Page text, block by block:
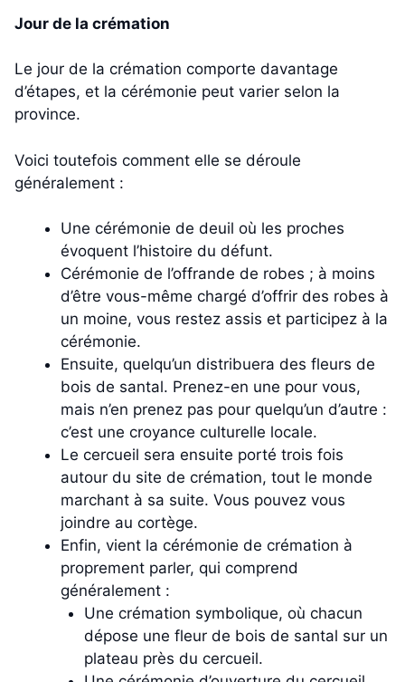
Jour de la crémation
Le jour de la crémation comporte davantage
d’étapes, et la cérémonie peut varier selon la
province.
Voici toutefois comment elle se déroule
généralement :
Une cérémonie de deuil où les proches
évoquent l’histoire du défunt.
Cérémonie de l’offrande de robes ; à moins
d’être vous-même chargé d’offrir des robes à
un moine, vous restez assis et participez à la
cérémonie.
Ensuite, quelqu’un distribuera des fleurs de
bois de santal. Prenez-en une pour vous,
mais n’en prenez pas pour quelqu’un d’autre :
c’est une croyance culturelle locale.
Le cercueil sera ensuite porté trois fois
autour du site de crémation, tout le monde
marchant à sa suite. Vous pouvez vous
joindre au cortège.
Enfin, vient la cérémonie de crémation à
proprement parler, qui comprend
généralement :
Une crémation symbolique, où chacun
dépose une fleur de bois de santal sur un
plateau près du cercueil.